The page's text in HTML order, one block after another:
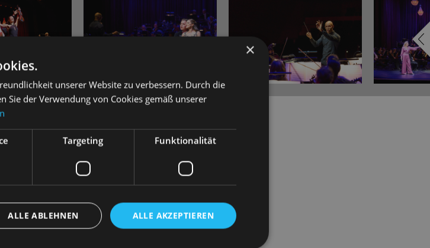
derart in das kollektive Gedächtnis eingeschrieben wie
tratscht die Polka vor dem inneren Ohr, perlt Adeles Lachen
vorbei. Auf jeden Fall aber wippt der Fuß! Immerhin schuf der
Quadrillen. Und auch in seinen 17 musiktheatralen Werken
Stücken kamen Strauss angeblich überall und zu den
waren deshalb Zettel und Bleistifte verteilt, um ja keine der
es vor, dass Strauss seine Einfälle mitten in der Nacht aufs
Kein Wunder also, dass die Feierlichkeiten zum 200.
×
unserer Website zu verbessern. Durch die
Sie der Verwendung von Cookies gemäß unserer
Targeting Funktionalität
ALLE AKZEPTIEREN
ALLE ABLEHNEN